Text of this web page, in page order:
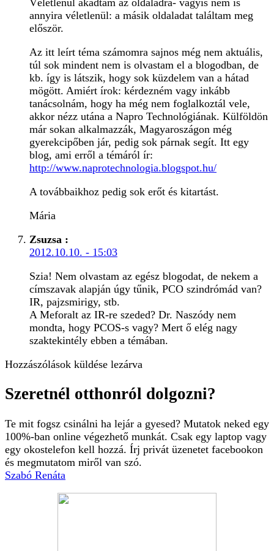
Véletlenül akadtam az oldaladra- vagyis nem is
annyira véletlenül: a másik oldaladat találtam meg
először.
Az itt leírt téma számomra sajnos még nem aktuális,
túl sok mindent nem is olvastam el a blogodban, de
kb. így is látszik, hogy sok küzdelem van a hátad
mögött. Amiért írok: kérdezném vagy inkább
tanácsolnám, hogy ha még nem foglalkoztál vele,
akkor nézz utána a Napro Technológiának. Külföldön
már sokan alkalmazzák, Magyaroszágon még
gyerekcipőben jár, pedig sok párnak segít. Itt egy
blog, ami erről a témáról ír:
http://www.naprotechnologia.blogspot.hu/
A továbbaikhoz pedig sok erőt és kitartást.
Mária
Zsuzsa :
2012.10.10. - 15:03
Szia! Nem olvastam az egész blogodat, de nekem a
címszavak alapján úgy tűnik, PCO szindrómád van?
IR, pajzsmirigy, stb.
A Meforalt az IR-re szeded? Dr. Naszódy nem
mondta, hogy PCOS-s vagy? Mert ő elég nagy
szaktekintély ebben a témában.
Hozzászólások küldése lezárva
Szeretnél otthonról dolgozni?
Te mit fogsz csinálni ha lejár a gyesed? Mutatok neked egy
100%-ban online végezhető munkát. Csak egy laptop vagy
egy okostelefon kell hozzá. Írj privát üzenetet facebookon
és megmutatom miről van szó.
Szabó Renáta